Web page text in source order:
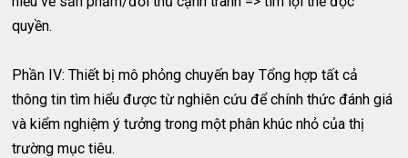
quyền.
Phần IV: Thiết bị mô phỏng chuyến bay Tổng hợp tất cả
thông tin tìm hiểu được từ nghiên cứu để chính thức đánh giá
và kiểm nghiệm ý tưởng trong một phân khúc nhỏ của thị
trường mục tiêu.